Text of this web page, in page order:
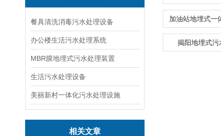
餐具清洗消毒污水处理设备
办公楼生活污水处理系统
MBR膜地埋式污水处理装置
生活污水处理设备
美丽新村一体化污水处理设施
相关文章
揭阳地埋式污